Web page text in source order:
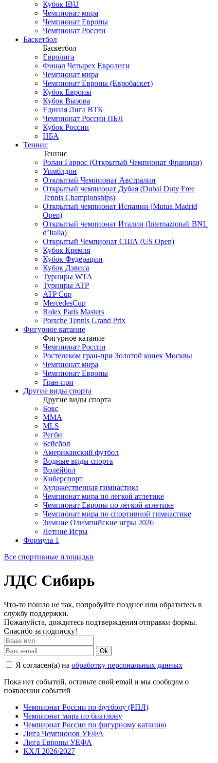
Кубок IBU
Чемпионат мира
Чемпионат Европы
Чемпионат России
Баскетбол
Баскетбол
Евролига
Финал Четырех Евролиги
Чемпионат мира
Чемпионат Европы (Евробаскет)
Кубок Европы
Кубок Вызова
Единая Лига ВТБ
Чемпионат России ПБЛ
Кубок России
НБА
Теннис
Теннис
Ролан Гаррос (Открытый Чемпионат Франции)
Уимблдон
Открытый Чемпионат Австралии
Открытый чемпионат Дубая (Dubai Duty Free
Tennis Championships)
Открытый чемпионат Испании (Mutua Madrid
Open)
Открытый чемпионат Италии (Internazionali BNL
d’Italia)
Открытый Чемпионат США (US Open)
Кубок Кремля
Кубок Федерации
Кубок Дэвиса
Турниры WTA
Турниры ATP
ATP Cup
MercedesCup
Rolex Paris Masters
Porsche Tennis Grand Prix
Фигурное катание
Фигурное катание
Чемпионат России
Ростелеком гран-при Золотой конек Москвы
Чемпионат мира
Чемпионат Европы
Гран-при
Другие виды спорта
Другие виды спорта
Бокс
MMA
MLS
Регби
Бейсбол
Американский футбол
Водные виды спорта
Волейбол
Киберспорт
Художественная гимнастика
Чемпионат мира по легкой атлетике
Чемпионат Европы по лёгкой атлетике
Чемпионат мира по спортивной гимнастике
Зимние Олимпийские игры 2026
Летние Игры
Формула 1
Все спортивные площадки
ЛДС Сибирь
Что-то пошло не так, попробуйте позднее или обратитесь в
службу поддержки.
Пожалуйста, дождитесь подтверждения отправки формы.
Спасибо за подписку!
Ok
Я согласен(а) на обработку персональных данных
Пока нет событий, оставьте свой email и мы сообщим о
появлении событий
Чемпионат России по футболу (РПЛ)
Чемпионат мира по биатлону
Чемпионат России по фигурному катанию
Лига Чемпионов УЕФА
Лига Европы УЕФА
КХЛ 2026/2027